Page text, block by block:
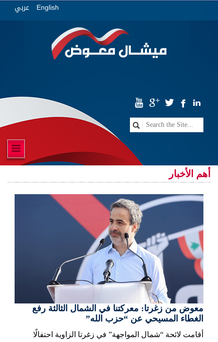
عربي English
أهم الأخبار
معوض من زغرتا: معركتنا في الشمال الثالثة رفع
الغطاء المسيحي عن “حزب الله”
أقامت لائحة “شمال المواجهة” في زغرتا الزاوية احتفالًا